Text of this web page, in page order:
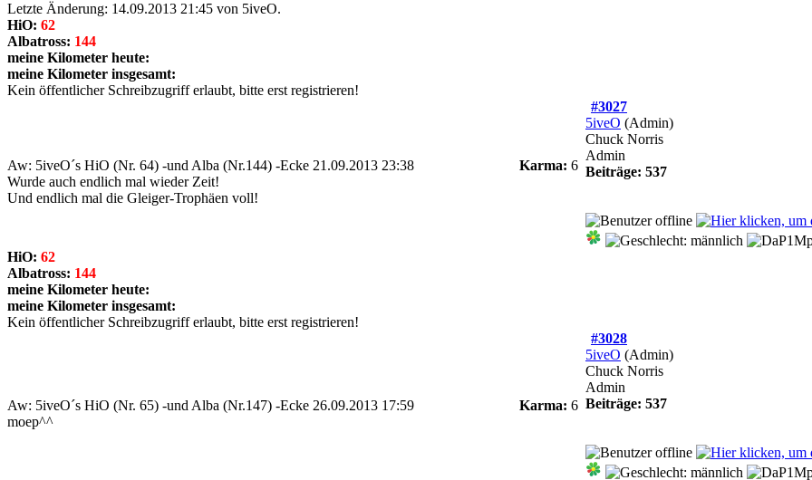
Letzte Änderung: 14.09.2013 21:45 von 5iveO.
HiO: 62
Albatross: 144
meine Kilometer heute:
meine Kilometer insgesamt:
Kein öffentlicher Schreibzugriff erlaubt, bitte erst registrieren!
#3027
Aw: 5iveO´s HiO (Nr. 64) -und Alba (Nr.144) -Ecke 21.09.2013 23:38 Karma: 6
Wurde auch endlich mal wieder Zeit!
Und endlich mal die Gleiger-Trophäen voll!
5iveO (Admin)
Chuck Norris
Admin
Beiträge: 537
HiO: 62
Albatross: 144
meine Kilometer heute:
meine Kilometer insgesamt:
Kein öffentlicher Schreibzugriff erlaubt, bitte erst registrieren!
#3028
Aw: 5iveO´s HiO (Nr. 65) -und Alba (Nr.147) -Ecke 26.09.2013 17:59 Karma: 6
moep^^
5iveO (Admin)
Chuck Norris
Admin
Beiträge: 537